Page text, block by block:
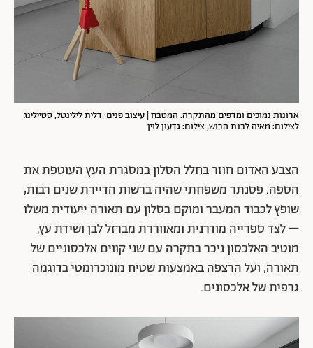
ארונות נמוכים ומדפים מהתקרה. המטבח | עיצוב פנים: דלית לילינטל, סטיילינג
לצילום: מאיה לבנת הרוש, צילום: גדעון לוין
הצבע האדום חוזר בחלל הסלון במסגרת העץ העוטפת את
הספה. פסנתר משפחתי שהיה ברשות הדיירת שנים רבות,
שופץ לכבוד המעבר ומוקם בסלון עם תאורה ייעודית משלו
– לצד ספרייה מודרנית ומאווררת מברזל לבן ושידת עץ.
מוטיב האלכסון ניכר בתקרה עם שני קווים אלכסוניים של
תאורה, ועל הרצפה באמצעות שטיח מונוכרומטי בדוגמה
גרפית של אלכסונים.